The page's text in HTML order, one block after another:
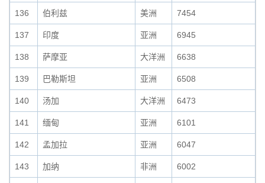
136 伯利兹 美洲 7454
137 印度 亚洲 6945
138 萨摩亚 大洋洲 6638
139 巴勒斯坦 亚洲 6508
140 汤加 大洋洲 6473
141 缅甸 亚洲 6101
142 孟加拉 亚洲 6047
143 加纳 非洲 6002